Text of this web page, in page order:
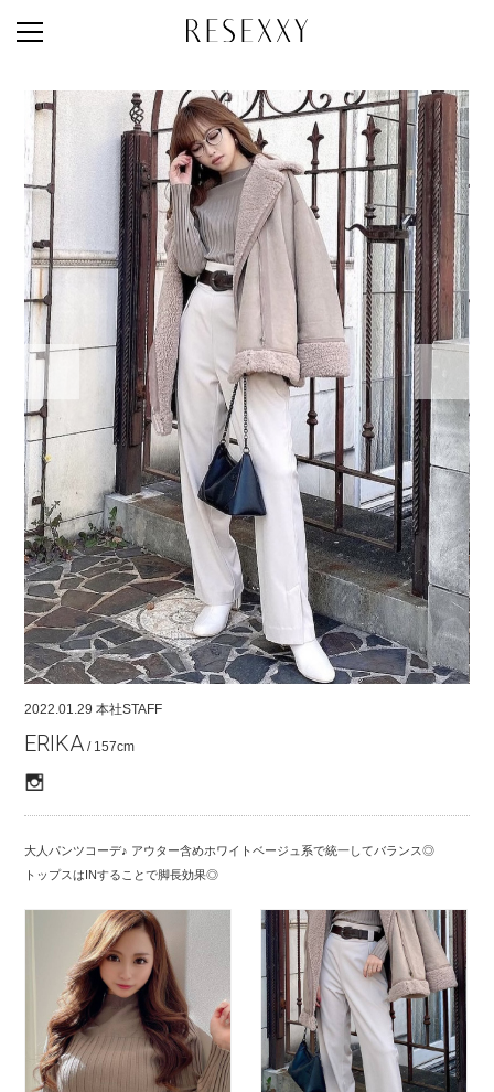
STAFF STYLE
2022.01.29 本社STAFF
ERIKA / 157cm
大人パンツコーデ♪ アウター含めホワイトベージュ系で統一してバランス◎
トップスはINすることで脚長効果◎
NEWS
MAGAZINE
LOOK BOOK
NEW ARRIVAL
RANKING
STYLE PHOTO
ACCOUNT
SHOP LIST
CONCEPT
ONLINE STORE
COMPANY
CONTACT
RECRUIT
FOR BUSINESS PARTNER